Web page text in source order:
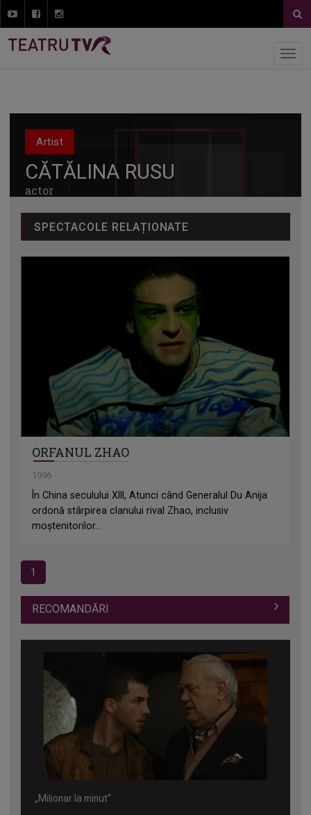
Artist
CĂTĂLINA RUSU
actor
SPECTACOLE RELAȚIONATE
ORFANUL ZHAO
1996
În China seculului XIII, Atunci când Generalul Du Anija
ordonă stârpirea clanului rival Zhao, inclusiv
moștenitorilor...
1
RECOMANDĂRI
„Milionar la minut”